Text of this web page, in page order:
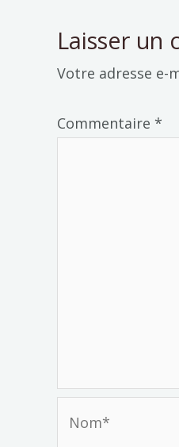
Laisser un
Votre adresse e-
Commentaire *